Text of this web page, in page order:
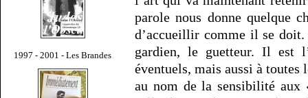
1997 - 2001 - Les Brandes
parole nous donne quelque
d’accueillir comme il se
gardien, le guetteur. Il est
éventuels, mais aussi à toutes
au nom de la sensibilité aux